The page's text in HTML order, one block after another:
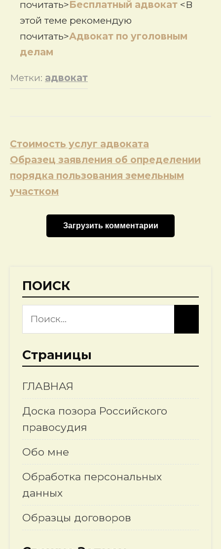
почитать>Бесплатный адвокат <В
этой теме рекомендую
почитать>Адвокат по уголовным
делам
Метки: адвокат
Навигация
по
записям
Стоимость услуг адвоката
Образец заявления об определении
порядка пользования земельным
участком
Загрузить комментарии
ПОИСК
Страницы
ГЛАВНАЯ
Доска позора Российского
правосудия
Обо мне
Обработка персональных
данных
Образцы договоров